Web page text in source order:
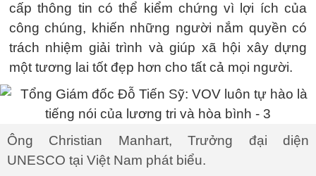
cấp thông tin có thể kiểm chứng vì lợi ích của
công chúng, khiến những người nắm quyền có
trách nhiệm giải trình và giúp xã hội xây dựng
một tương lai tốt đẹp hơn cho tất cả mọi người.
Ông Christian Manhart, Trưởng đại diện
UNESCO tại Việt Nam phát biểu.